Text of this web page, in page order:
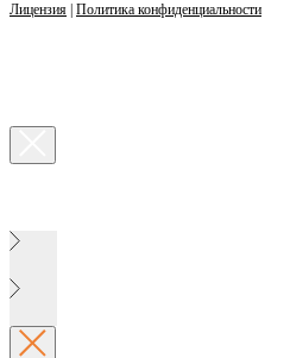
Лицензия Политика конфиденциальности